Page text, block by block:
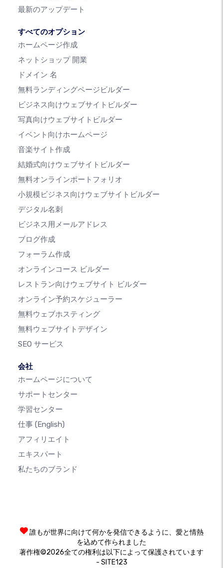
最新のアップデート
すべてのオプション
ホームページ作成
ネットショップ 開業
ドメイン 名
無料ランディングページビルダー
ビジネス向けウェブサイトビルダー
写真向けウェブサイトビルダー
イベント向けホームページ
音楽サイト作成
結婚式向けウェブサイトビルダー
無料オンラインポートフォリオ
小規模ビジネス向けウェブサイトビルダー
デジタル名刺
ビジネス用メールアドレス
ブログ作成
フォーラム作成
オンラインコース ビルダー
レストラン向けウェブサイト ビルダー
オンライン予約スケジューラー
無料ウェブホスティング
無料ウェブサイトデザイン
SEO サービス
会社
ホームページについて
サポートセンター
学習センター
仕事 (English)
アフィリエイト
エキスパート
私たちのブランド
誰もが世界に向けて何かを発信できるように、愛と情熱
を込めて作られました
著作権©2026全ての権利は以下によって保護されています
- SITE123